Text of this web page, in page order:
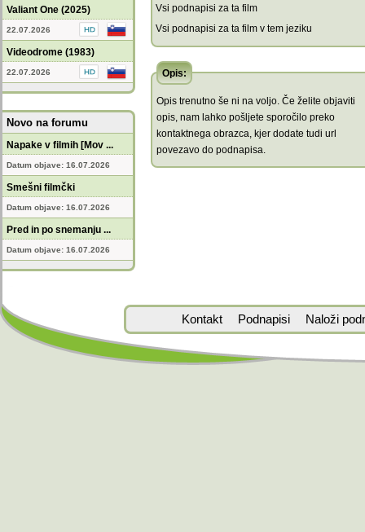
Valiant One (2025)
22.07.2026
Videodrome (1983)
22.07.2026
Novo na forumu
Napake v filmih [Mov ...
Datum objave: 16.07.2026
Smešni filmčki
Datum objave: 16.07.2026
Pred in po snemanju ...
Datum objave: 16.07.2026
Vsi podnapisi za ta film
Vsi podnapisi za ta film v tem jeziku
Opis:
Opis trenutno še ni na voljo. Če želite objaviti
opis, nam lahko pošljete sporočilo preko
kontaktnega obrazca, kjer dodate tudi url
povezavo do podnapisa.
Kontakt Podnapisi Naloži